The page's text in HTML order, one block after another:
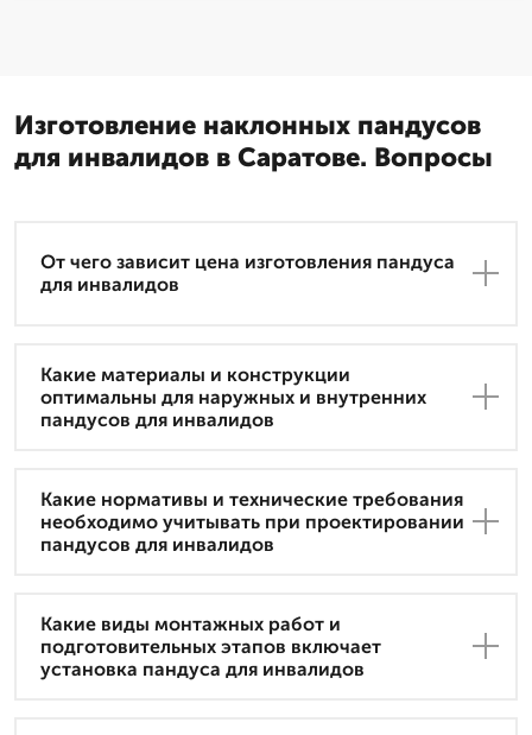
Изготовление наклонных пандусов
для инвалидов в Саратове. Вопросы
От чего зависит цена изготовления пандуса
для инвалидов
Какие материалы и конструкции
оптимальны для наружных и внутренних
пандусов для инвалидов
Какие нормативы и технические требования
необходимо учитывать при проектировании
пандусов для инвалидов
Какие виды монтажных работ и
подготовительных этапов включает
установка пандуса для инвалидов